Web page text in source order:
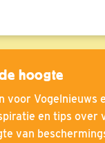
hoogte
voor Vogelnieuws
en tips over
van